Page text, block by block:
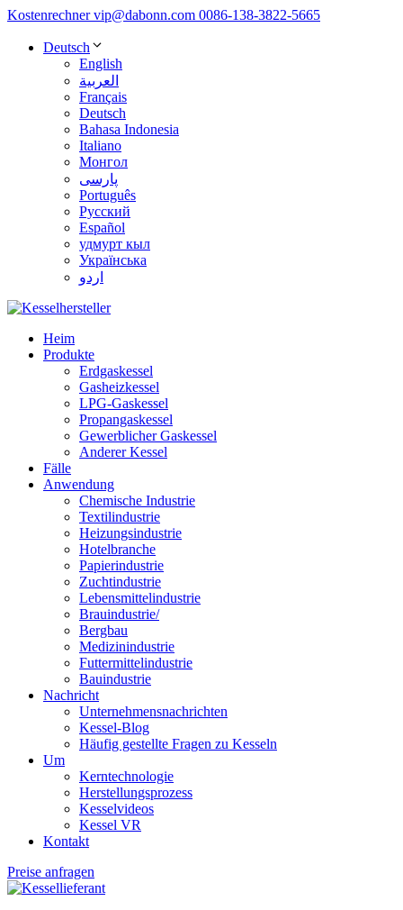
Kostenrechner vip@dabonn.com 0086-138-3822-5665
Deutsch
English
العربية
Français
Deutsch
Bahasa Indonesia
Italiano
Монгол
پارسی
Português
Русский
Español
удмурт кыл
Українська
اردو
Heim
Produkte
Erdgaskessel
Gasheizkessel
LPG-Gaskessel
Propangaskessel
Gewerblicher Gaskessel
Anderer Kessel
Fälle
Anwendung
Chemische Industrie
Textilindustrie
Heizungsindustrie
Hotelbranche
Papierindustrie
Zuchtindustrie
Lebensmittelindustrie
Brauindustrie/
Bergbau
Medizinindustrie
Futtermittelindustrie
Bauindustrie
Nachricht
Unternehmensnachrichten
Kessel-Blog
Häufig gestellte Fragen zu Kesseln
Um
Kerntechnologie
Herstellungsprozess
Kesselvideos
Kessel VR
Kontakt
Preise anfragen